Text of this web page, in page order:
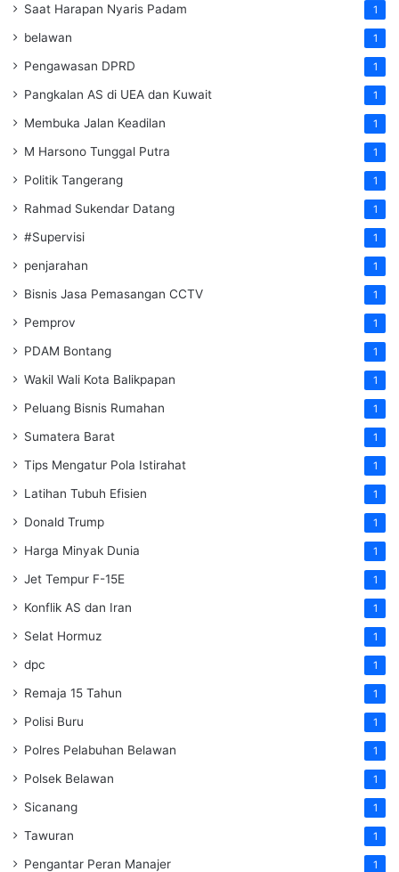
Saat Harapan Nyaris Padam 1
belawan 1
Pengawasan DPRD 1
Pangkalan AS di UEA dan Kuwait 1
Membuka Jalan Keadilan 1
M Harsono Tunggal Putra 1
Politik Tangerang 1
Rahmad Sukendar Datang 1
#Supervisi 1
penjarahan 1
Bisnis Jasa Pemasangan CCTV 1
Pemprov 1
PDAM Bontang 1
Wakil Wali Kota Balikpapan 1
Peluang Bisnis Rumahan 1
Sumatera Barat 1
Tips Mengatur Pola Istirahat 1
Latihan Tubuh Efisien 1
Donald Trump 1
Harga Minyak Dunia 1
Jet Tempur F-15E 1
Konflik AS dan Iran 1
Selat Hormuz 1
dpc 1
Remaja 15 Tahun 1
Polisi Buru 1
Polres Pelabuhan Belawan 1
Polsek Belawan 1
Sicanang 1
Tawuran 1
Pengantar Peran Manajer 1